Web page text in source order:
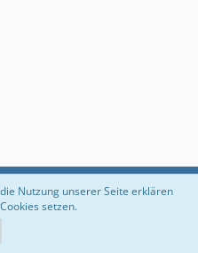
Impressum
Nutzung unserer Seite erklären
setzen.